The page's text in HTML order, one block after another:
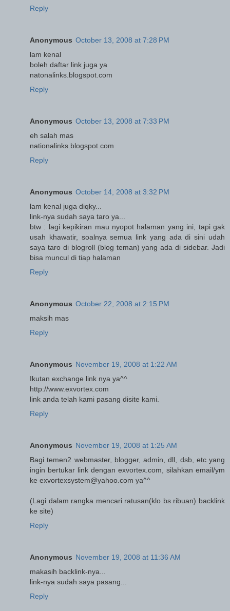
Reply
Anonymous October 13, 2008 at 7:28 PM
lam kenal
boleh daftar link juga ya
natonalinks.blogspot.com
Reply
Anonymous October 13, 2008 at 7:33 PM
eh salah mas
nationalinks.blogspot.com
Reply
Anonymous October 14, 2008 at 3:32 PM
lam kenal juga diqky...
link-nya sudah saya taro ya...
btw : lagi kepikiran mau nyopot halaman yang ini, tapi gak
usah khawatir, soalnya semua link yang ada di sini udah
saya taro di blogroll (blog teman) yang ada di sidebar. Jadi
bisa muncul di tiap halaman
Reply
Anonymous October 22, 2008 at 2:15 PM
maksih mas
Reply
Anonymous November 19, 2008 at 1:22 AM
Ikutan exchange link nya ya^^
http://www.exvortex.com
link anda telah kami pasang disite kami.
Reply
Anonymous November 19, 2008 at 1:25 AM
Bagi temen2 webmaster, blogger, admin, dll, dsb, etc yang
ingin bertukar link dengan exvortex.com, silahkan email/ym
ke exvortexsystem@yahoo.com ya^^
(Lagi dalam rangka mencari ratusan(klo bs ribuan) backlink
ke site)
Reply
Anonymous November 19, 2008 at 11:36 AM
makasih backlink-nya...
link-nya sudah saya pasang...
Reply